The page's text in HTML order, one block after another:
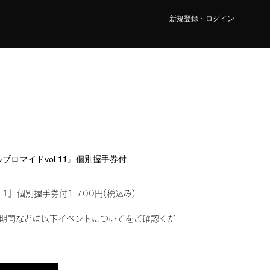
新規登録・ログイン
ロマイドvol.11』個別握手券付
』個別握手券付1,700円(税込み)
間などは以下イベントについてをご確認くだ